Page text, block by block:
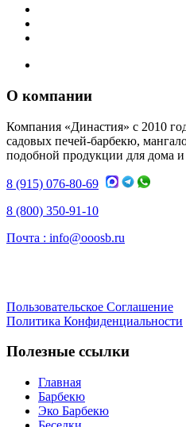
О компании
Компания «Династия» с 2010
садовых печей-барбекю,
подобной продукции для дома и
8 (915) 076-80-69
8 (800) 350-91-10
Почта : info@ooosb.ru
Пользовательское Соглашение
Политика Конфиденциальности
Полезные ссылки
Главная
Барбекю
Эко Барбекю